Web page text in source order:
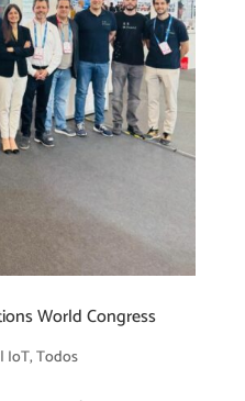
World Congress
IoT,Todos